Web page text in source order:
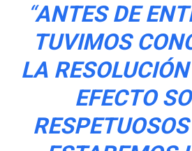
“ANTES DE
TUVIMOS
LA
EFECTO